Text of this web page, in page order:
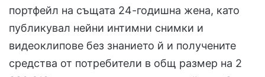
портфейл на същата 24-годишна жена, като
публикувал нейни интимни снимки и
видеоклипове без знанието й и получените
средства от потребители в общ размер на 2